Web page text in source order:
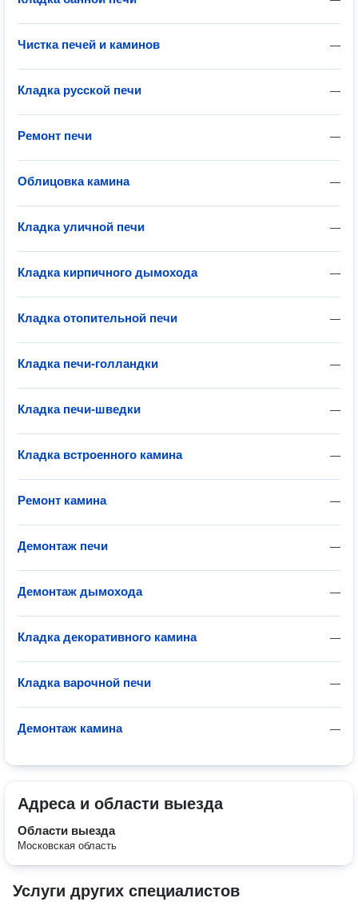
—
Чистка печей и каминов
—
Кладка русской печи
—
Ремонт печи
—
Облицовка камина
—
Кладка уличной печи
—
Кладка кирпичного дымохода
—
Кладка отопительной печи
—
Кладка печи-голландки
—
Кладка печи-шведки
—
Кладка встроенного камина
—
Ремонт камина
—
Демонтаж печи
—
Демонтаж дымохода
—
Кладка декоративного камина
—
Кладка варочной печи
—
Демонтаж камина
Адреса и области выезда
Области выезда
Московская область
Услуги других специалистов